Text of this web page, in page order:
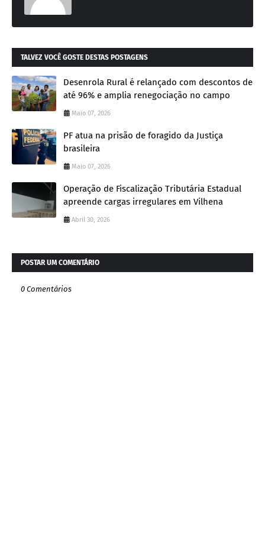
TALVEZ VOCÊ GOSTE DESTAS POSTAGENS
Desenrola Rural é relançado com descontos de
até 96% e amplia renegociação no campo
Maio 07, 2026
PF atua na prisão de foragido da Justiça
brasileira
Maio 07, 2026
Operação de Fiscalização Tributária Estadual
apreende cargas irregulares em Vilhena
Abril 30, 2026
POSTAR UM COMENTÁRIO
0 Comentários